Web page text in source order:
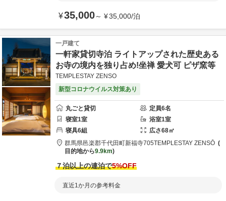
¥35,000～ ¥35,000/泊
一戸建て
一軒家貸切寺泊 ライトアップされた歴史ある
お寺の境内を独り占め!坐禅 愛犬可 ピザ窯等
TEMPLESTAY ZENSO
新型コロナウイルス対策あり
丸ごと貸切 定員6名
寝室1室 浴室1室
寝具6組 広さ68㎡
群馬県邑楽郡千代田町新福寺705TEMPLESTAY ZENSŌ
目的地から9.9km
７泊以上の連泊で5%OFF
直近1か月の参考料金